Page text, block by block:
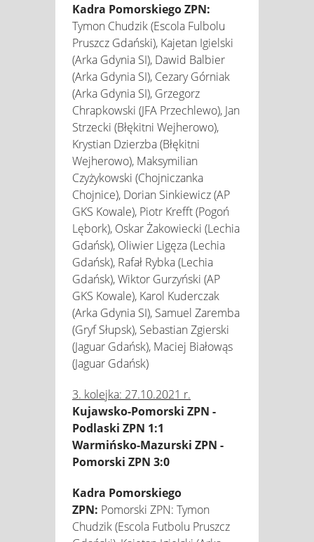
Kadra Pomorskiego ZPN:
Tymon Chudzik (Escola Fulbolu
Pruszcz Gdański), Kajetan Igielski
(Arka Gdynia SI), Dawid Balbier
(Arka Gdynia SI), Cezary Górniak
(Arka Gdynia SI), Grzegorz
Chrapkowski (JFA Przechlewo), Jan
Strzecki (Błękitni Wejherowo),
Krystian Dzierzba (Błękitni
Wejherowo), Maksymilian
Czyżykowski (Chojniczanka
Chojnice), Dorian Sinkiewicz (AP
GKS Kowale), Piotr Krefft (Pogoń
Lębork), Oskar Żakowiecki (Lechia
Gdańsk), Oliwier Ligęza (Lechia
Gdańsk), Rafał Rybka (Lechia
Gdańsk), Wiktor Gurzyński (AP
GKS Kowale), Karol Kuderczak
(Arka Gdynia SI), Samuel Zaremba
(Gryf Słupsk), Sebastian Zgierski
(Jaguar Gdańsk), Maciej Białowąs
(Jaguar Gdańsk)
3. kolejka: 27.10.2021 r.
Kujawsko-Pomorski ZPN -
Podlaski ZPN 1:1
Warmińsko-Mazurski ZPN -
Pomorski ZPN 3:0
Kadra Pomorskiego
ZPN: Pomorski ZPN: Tymon
Chudzik (Escola Futbolu Pruszcz